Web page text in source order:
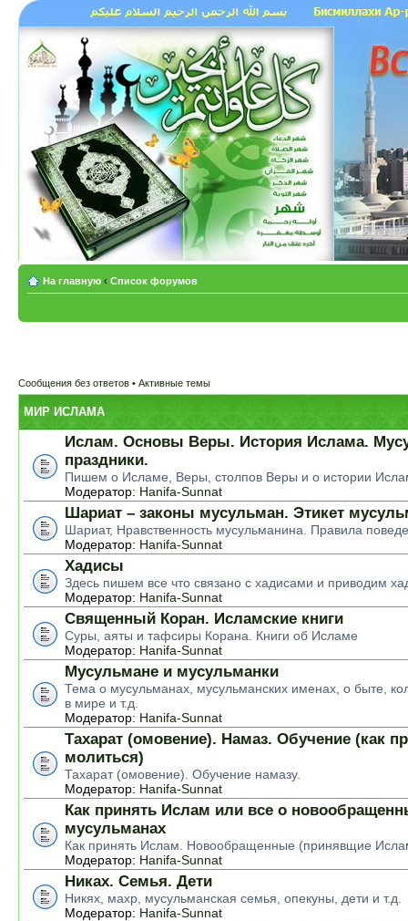
На главную ‹ Список форумов
Сообщения без ответов • Активные темы
МИР ИСЛАМА
Ислам. Основы Веры. История Ислама.
праздники.
Пишем о Исламе, Веры, столпов Веры и о истории
Модератор: Hanifa-Sunnat
Шариат – законы мусульман. Этикет
Шариат, Нравственность мусульманина. Правила
Модератор: Hanifa-Sunnat
Хадисы
Здесь пишем все что связано с хадисами и приводим
Модератор: Hanifa-Sunnat
Священный Коран. Исламские книги
Суры, аяты и тафсиры Корана. Книги об Исламе
Модератор: Hanifa-Sunnat
Мусульмане и мусульманки
Тема о мусульманах, мусульманских именах, о быте,
в мире и т.д.
Модератор: Hanifa-Sunnat
Тахарат (омовение). Намаз. Обучение (как
молиться)
Тахарат (омовение). Обучение намазу.
Модератор: Hanifa-Sunnat
Как принять Ислам или все о
мусульманах
Как принять Ислам. Новообращенные (принявщие
Модератор: Hanifa-Sunnat
Никах. Семья. Дети
Никях, махр, мусульманская семья, опекуны, дети и т.д.
Модератор: Hanifa-Sunnat